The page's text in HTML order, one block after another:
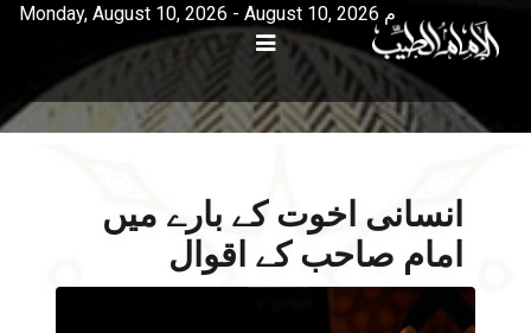
Monday, August 10, 2026 - August 10, 2026 م
انسانی اخوت کے بارے میں
امام صاحب کے اقوال